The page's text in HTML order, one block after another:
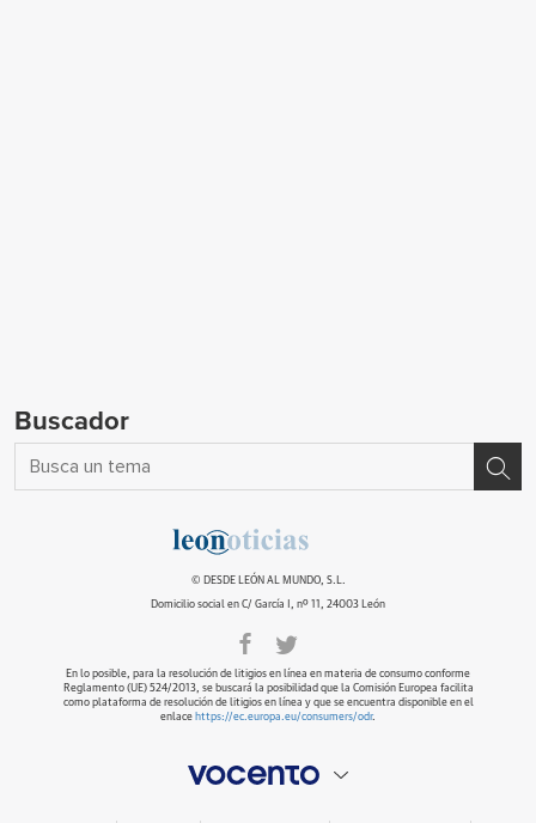
Buscador
© DESDE LEÓN AL MUNDO, S.L.
Domicilio social en C/ García I, nº 11, 24003 León
En lo posible, para la resolución de litigios en línea en materia de consumo conforme
Reglamento (UE) 524/2013, se buscará la posibilidad que la Comisión Europea facilita
como plataforma de resolución de litigios en línea y que se encuentra disponible en el
enlace https://ec.europa.eu/consumers/odr.